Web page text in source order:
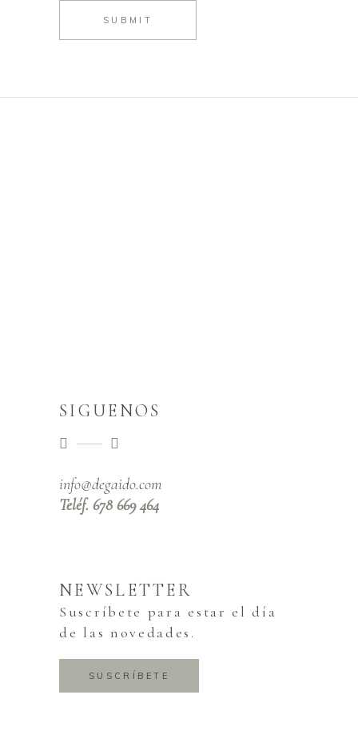
SUBMIT
SIGUENOS
info@degaido.com
Teléf. 678 669 464
NEWSLETTER
Suscríbete para estar el día
de las novedades.
SUSCRÍBETE